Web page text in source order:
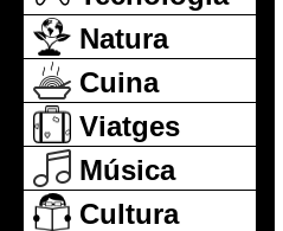
Natura
Cuina
Viatges
Música
Cultura